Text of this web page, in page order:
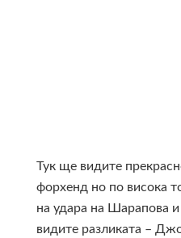
Тук ще видите
форхенд но по висока
на удара на Шарапова
видите разликата –